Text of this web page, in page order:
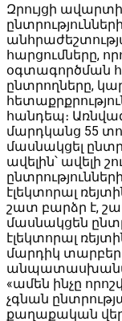
Զրույցի
հարցումները,
օգտագործման
ընտրողները,
հանդեպ։
մարդկանց 55
մասնակցել
ավելին՝ ավելի
էլեկտորալ
շատ բարձր է,
մասնակցեն
էլեկտորալ
մարդիկ
«ամեն ինչը
չգնան
քաղաքական